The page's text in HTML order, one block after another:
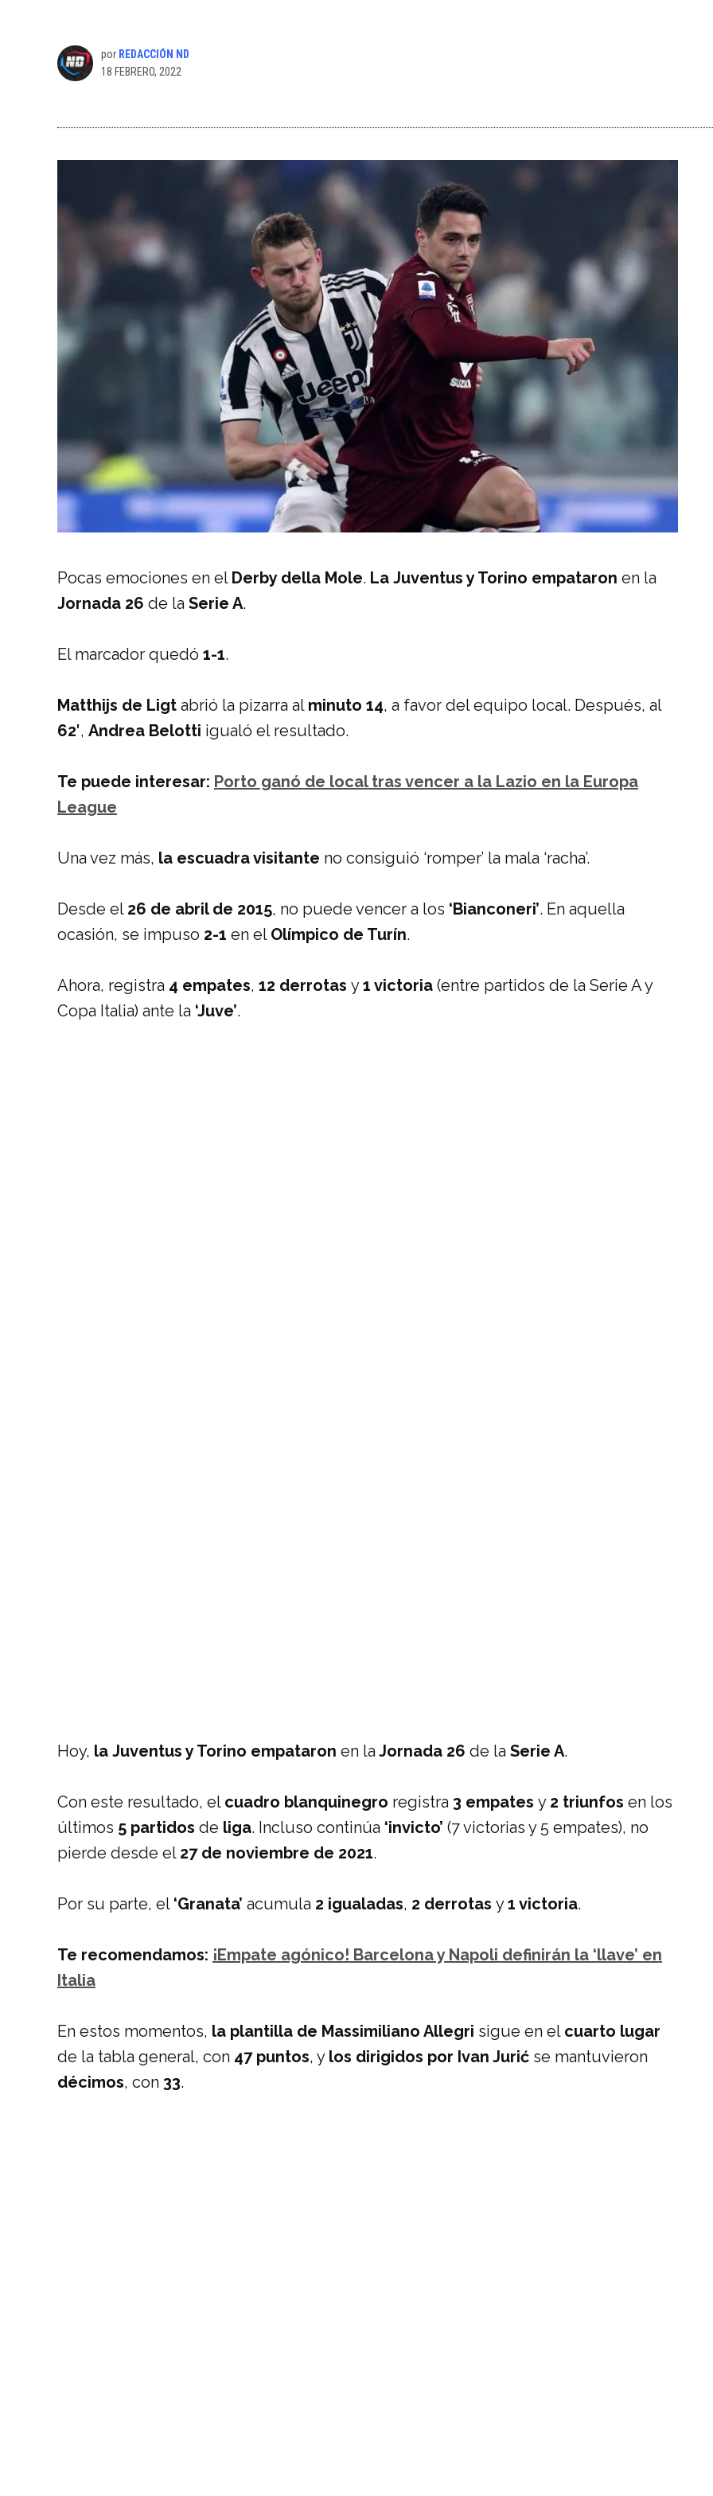
por REDACCIÓN ND
18 FEBRERO, 2022
Pocas emociones en el Derby della Mole. La Juventus y Torino empataron en la
Jornada 26 de la Serie A.
El marcador quedó 1-1.
Matthijs de Ligt abrió la pizarra al minuto 14, a favor del equipo local. Después, al
62′, Andrea Belotti igualó el resultado.
Te puede interesar: Porto ganó de local tras vencer a la Lazio en la Europa
League
Una vez más, la escuadra visitante no consiguió ‘romper’ la mala ‘racha’.
Desde el 26 de abril de 2015, no puede vencer a los ‘Bianconeri’. En aquella
ocasión, se impuso 2-1 en el Olímpico de Turín.
Ahora, registra 4 empates, 12 derrotas y1 victoria (entre partidos de la Serie A y
Copa Italia) ante la ‘Juve’.
Hoy, la Juventus y Torino empataron en la Jornada 26 de la Serie A.
Con este resultado, el cuadro blanquinegro registra 3 empates y 2 triunfos en los
últimos 5 partidos de liga. Incluso continúa ‘invicto’ (7 victorias y 5 empates), no
pierde desde el 27 de noviembre de 2021.
Por su parte, el ‘Granata’ acumula 2 igualadas, 2 derrotas y1 victoria.
Te recomendamos: ¡Empate agónico! Barcelona y Napoli definirán la ‘llave’ en
Italia
En estos momentos, la plantilla de Massimiliano Allegri sigue en el cuarto lugar
de la tabla general, con 47 puntos, y los dirigidos por Ivan Jurić se mantuvieron
décimos, con 33.